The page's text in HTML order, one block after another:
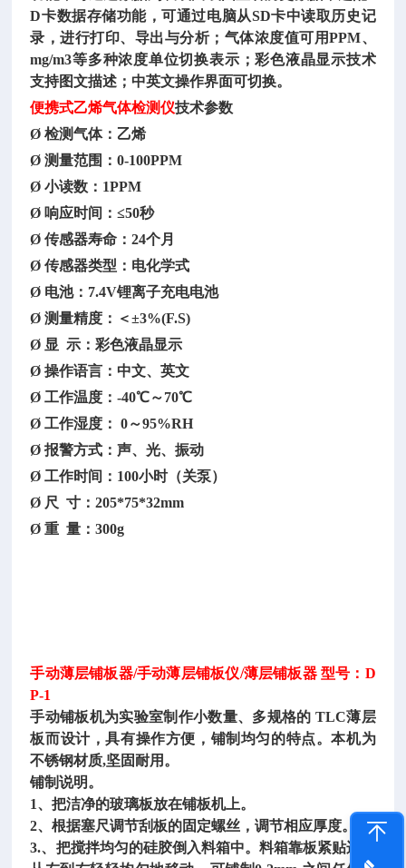
D卡数据存储功能，可通过电脑从SD卡中读取历史记
录，进行打印、导出与分析；气体浓度值可用PPM、
mg/m3等多种浓度单位切换表示；彩色液晶显示技术
支持图文描述；中英文操作界面可切换。
便携式乙烯气体检测仪技术参数
Ø 检测气体：乙烯
Ø 测量范围：0-100PPM
Ø 小读数：1PPM
Ø 响应时间：≤50秒
Ø 传感器寿命：24个月
Ø 传感器类型：电化学式
Ø 电池：7.4V锂离子充电电池
Ø 测量精度：＜±3%(F.S)
Ø 显 示：彩色液晶显示
Ø 操作语言：中文、英文
Ø 工作温度：-40℃～70℃
Ø 工作湿度： 0～95%RH
Ø 报警方式：声、光、振动
Ø 工作时间：100小时（关泵）
Ø 尺 寸：205*75*32mm
Ø 重 量：300g
手动薄层铺板器/手动薄层铺板仪/薄层铺板器 型号： D
P-1
手动铺板机为实验室制作小数量、多规格的 TLC薄层
板而设计，具有操作方便，铺制均匀的特点。本机为
不锈钢材质,坚固耐用。
铺制说明。
1、把洁净的玻璃板放在铺板机上。
2、根据塞尺调节刮板的固定螺丝，调节相应厚度。
3.、把搅拌均匀的硅胶倒入料箱中。料箱靠板紧贴边线